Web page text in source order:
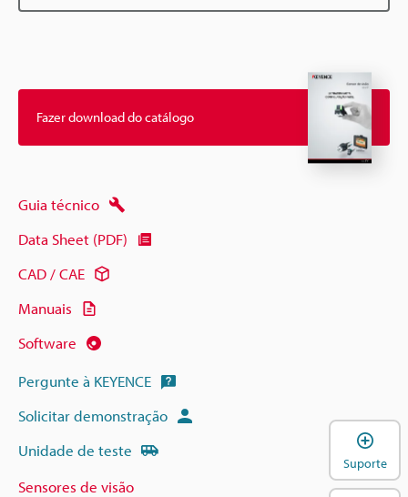
Fazer download do catálogo
Guia técnico
Data Sheet (PDF)
CAD / CAE
Manuais
Software
Pergunte à KEYENCE
Solicitar demonstração
Unidade de teste
Sensores de visão
Suporte